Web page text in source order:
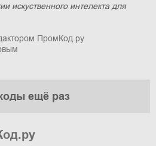
искуственного интелекта для
ПромКод.ру
ещё раз